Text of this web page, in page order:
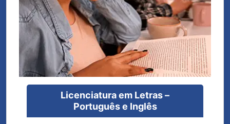
Licenciatura em Letras –
Português e Inglês